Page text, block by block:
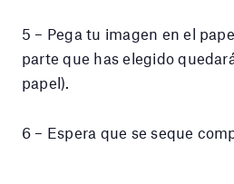
5 – Pega tu imagen en el
parte que has elegido
papel).
6 – Espera que se seque